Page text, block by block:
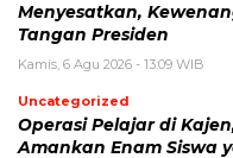
Menyesatkan,
Tangan Presiden
Kamis, 6 Agu 2026 - 13:09 WIB
Uncategorized
Operasi Pelajar di
Amankan Enam Siswa